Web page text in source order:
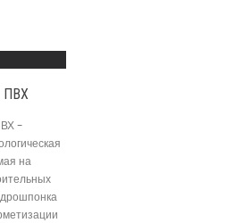
ПВХ
-
на